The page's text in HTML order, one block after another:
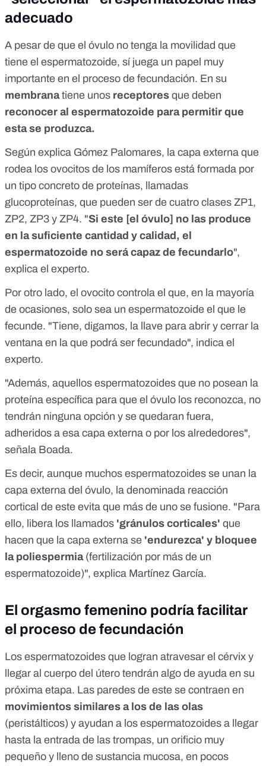
adecuado
A pesar de que el óvulo no tenga la movilidad que
tiene el espermatozoide, sí juega un papel muy
importante en el proceso de fecundación. En su
membranatiene unos receptores que deben
reconocer al espermatozoide para permitir que
esta se produzca.
Según explica Gómez Palomares, la capa externa que
rodea los ovocitos de los mamíferos está formada por
un tipo concreto de proteínas, llamadas
glucoproteínas, que pueden ser de cuatro clases ZP1,
ZP2, ZP3 y ZP4. "Si este [el óvulo] no las produce
en la suficiente cantidad y calidad, el
espermatozoide no será capaz de fecundarlo",
explica el experto.
Por otro lado, el ovocito controla el que, en la mayoría
de ocasiones, solo sea un espermatozoide el que le
fecunde. "Tiene, digamos, la llave para abrir y cerrar la
ventana en la que podrá ser fecundado", indica el
experto.
"Además, aquellos espermatozoides que no posean la
proteína específica para que el óvulo los reconozca, no
tendrán ninguna opción y se quedaran fuera,
adheridos a esa capa externa o por los alrededores",
señala Boada.
Es decir, aunque muchos espermatozoides se unan la
capa externa del óvulo, la denominada reacción
cortical de este evita que más de uno se fusione. "Para
ello, libera los llamados 'gránulos corticales' que
hacen que la capa externa se 'endurezca' y bloquee
la poliespermia (fertilización por más de un
espermatozoide)", explica Martínez García.
El orgasmo femenino podría facilitar
el proceso de fecundación
Los espermatozoides que logran atravesar el cérvix y
llegar al cuerpo del útero tendrán algo de ayuda en su
próxima etapa. Las paredes de este se contraen en
movimientos similares a los de las olas
(peristálticos) y ayudan a los espermatozoides a llegar
hasta la entrada de las trompas, un orificio muy
pequeño y lleno de sustancia mucosa, en pocos